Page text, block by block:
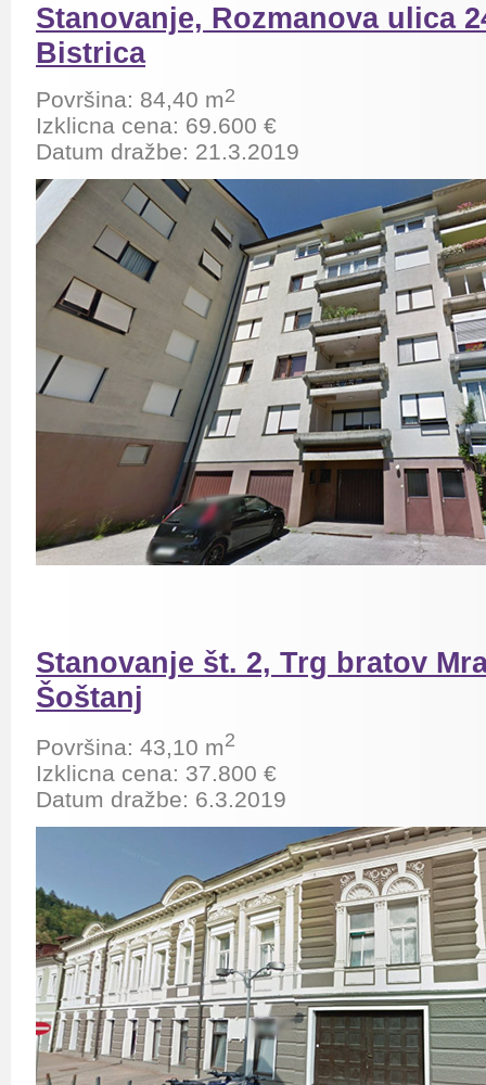
Stanovanje, Rozmanova ulica
Bistrica
Površina: 84,40 m2
Izklicna cena: 69.600 €
Datum dražbe: 21.3.2019
Stanovanje št. 2, Trg bratov
Šoštanj
Površina: 43,10 m2
Izklicna cena: 37.800 €
Datum dražbe: 6.3.2019